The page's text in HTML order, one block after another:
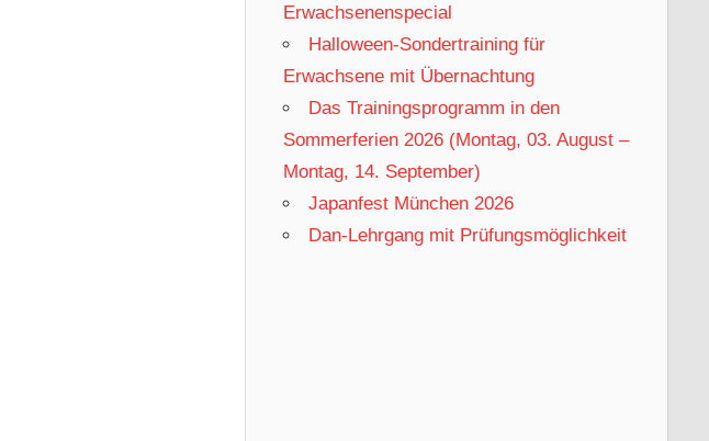
Erwachsenenspecial
Halloween-Sondertraining für
Erwachsene mit Übernachtung
Das Trainingsprogramm in den
Sommerferien 2026 (Montag, 03. August –
Montag, 14. September)
Japanfest München 2026
Dan-Lehrgang mit Prüfungsmöglichkeit